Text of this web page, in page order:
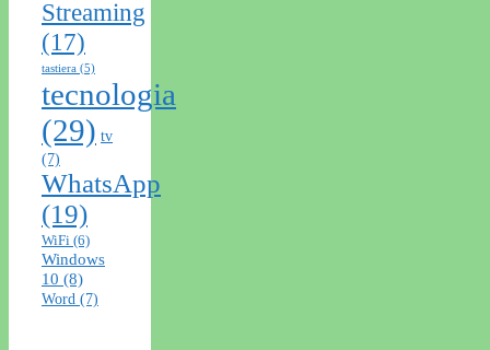
Streaming
(17)
tastiera (5)
tecnologia
(29) tv
(7)
WhatsApp
(19)
WiFi (6)
Windows
10 (8)
Word (7)